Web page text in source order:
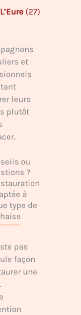
L’Eure (27)
et
leurs
plutôt
ou
?
à
type de
pas
façon
une